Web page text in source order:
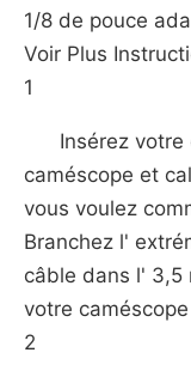
1/8 de pouce
Voir Plus
1
Insérez
caméscope et
vous voulez
Branchez l'
câble dans l' 3,5
votre
2